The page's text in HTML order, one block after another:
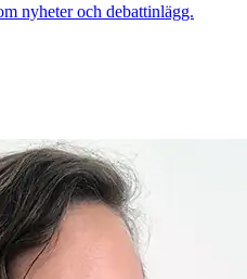
nyheter och debattinlägg.